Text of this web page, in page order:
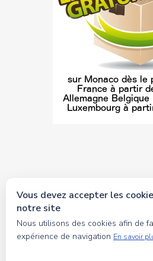
© 2026 tous droits réservés
oceanesoft.com
Vous devez accepter les
notre site
Nous utilisons des cookies afin de
expérience de navigation En savoir